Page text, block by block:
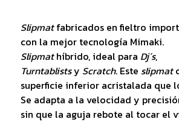
Slipmatfabricados en fieltro
con la mejor tecnología Mimaki.
Slipmathíbrido, ideal para Dj´s,
Turntablistsy Scratch. Este slipmat
superficie inferior acristalada que
Se adapta a la velocidad y
sin que la aguja rebote al tocar el